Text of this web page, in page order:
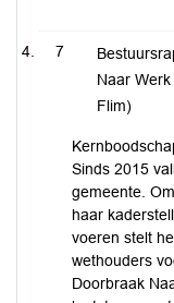
7
Naar Werk januari 2022 (Kevin Meijer en Wemke
Flim)
Sinds 2015
gemeente.
haar
voeren stelt
wethouders
Doorbraak